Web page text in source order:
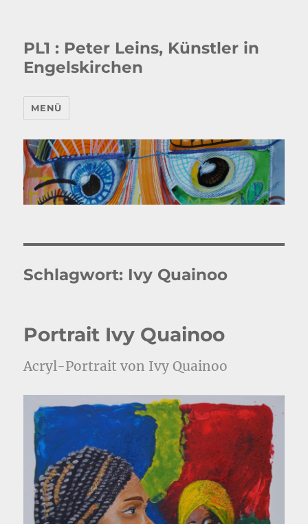
PL1 : Peter Leins, Künstler in
Engelskirchen
MENÜ
Schlagwort: Ivy Quainoo
Portrait Ivy Quainoo
Acryl-Portrait von Ivy Quainoo